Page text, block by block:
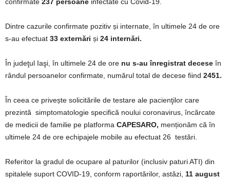
Dintre cazurile confirmate pozitiv și internate, în ultimele 24 de ore
s-au efectuat 33 externări și 24 internări.
În judeţul Iaşi, în ultimele 24 de ore nu s-au înregistrat decese în
rândul persoanelor confirmate, numărul total de decese fiind 2451.
În ceea ce privește solicitările de testare ale pacienţilor care
prezintă simptomatologie specifică noului coronavirus, încărcate
de medicii de familie pe platforma CAPESARO, menționăm că în
ultimele 24 de ore echipajele mobile au efectuat 26 testări.
Referitor la gradul de ocupare al paturilor (inclusiv paturi ATI) din
spitalele suport COVID-19, conform raportărilor, astăzi, 11 august